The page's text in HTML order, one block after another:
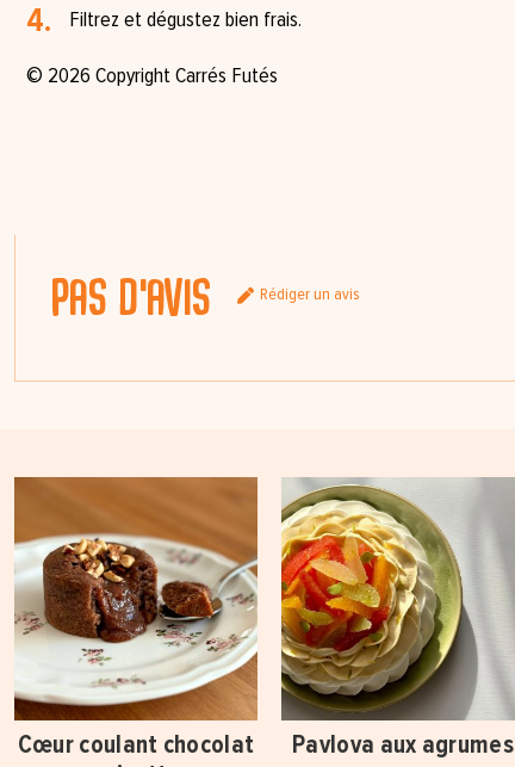
Filtrez⁠ et dégustez bien frais.
© 2026 Copyright Carrés Futés
Pas d'avis Rédiger un avis
Cœur coulant chocolat
Pavlova aux agrumes